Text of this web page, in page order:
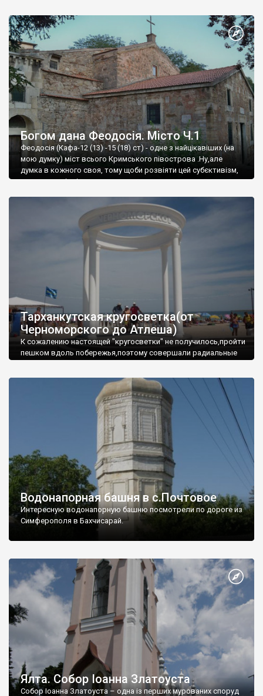
Богом дана Феодосія. Місто Ч.1
Феодосія (Кафа-12 (13) -15 (18) ст) - одне з найцікавіших (на
мою думку) міст всього Кримського півострова .Ну,але
думка в кожного своя, тому щоби розвіяти цей субєктивізм,
запрошую відвідати це
Тарханкутская кругосветка(от
Черноморского до Атлеша)
К сожалению настоящей "кругосветки" не получилось,пройти
пешком вдоль побережья,поэтому совершали радиальные
Водонапорная башня в с.Почтовое
Интересную водонапорную башню посмотрели по дороге из
Симферополя в Бахчисарай.
Ялта. Собор Іоанна Златоуста
Собор Іоанна Златоуста – одна із перших мурованих споруд